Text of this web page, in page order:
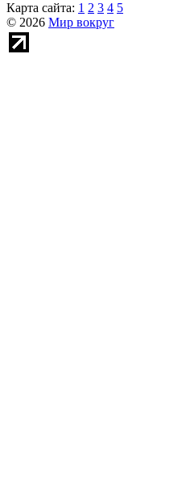
Карта сайта: 1 2 3 4 5
© 2026 Мир вокруг